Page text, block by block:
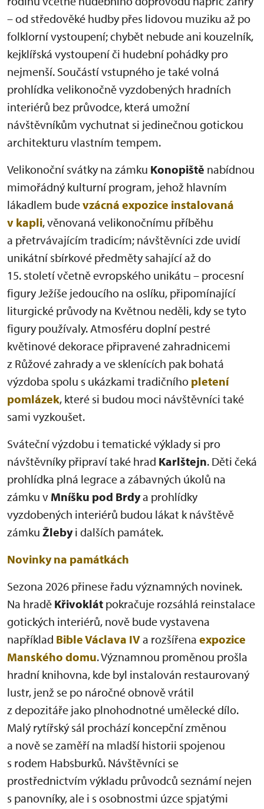
– od středověké hudby přes lidovou muziku až po
folklorní vystoupení; chybět nebude ani kouzelník,
kejklířská vystoupení či hudební pohádky pro
nejmenší. Součástí vstupného je také volná
prohlídka velikonočně vyzdobených hradních
interiérů bez průvodce, která umožní
návštěvníkům vychutnat si jedinečnou gotickou
architekturu vlastním tempem.
Velikonoční svátky na zámku Konopiště nabídnou
mimořádný kulturní program, jehož hlavním
lákadlem budevzácná expozice instalovaná
v kapli, věnovaná velikonočnímu příběhu
a přetrvávajícím tradicím; návštěvníci zde uvidí
unikátní sbírkové předměty sahající až do
15. století včetně evropského unikátu – procesní
figury Ježíše jedoucího na oslíku, připomínající
liturgické průvody na Květnou neděli, kdy se tyto
figury používaly. Atmosféru doplní pestré
květinové dekorace připravené zahradnicemi
z Růžové zahrady a ve sklenících pak bohatá
výzdoba spolu s ukázkami tradičního pletení
pomlázek, které si budou moci návštěvníci také
sami vyzkoušet.
Sváteční výzdobu i tematické výklady si pro
návštěvníky připraví také hrad Karlštejn. Děti čeká
prohlídka plná legrace a zábavných úkolů na
zámku v Mníšku pod Brdya prohlídky
vyzdobených interiérů budou lákat k návštěvě
zámku Žlebyi dalších památek.
Novinky na památkách
Sezona 2026 přinese řadu významných novinek.
Na hradě Křivoklát pokračuje rozsáhlá reinstalace
gotických interiérů, nově bude vystavena
například Bible Václava IVa rozšířena expozice
Manského domu. Významnou proměnou prošla
hradní knihovna, kde byl instalován restaurovaný
lustr, jenž se po náročné obnově vrátil
z depozitáře jako plnohodnotné umělecké dílo.
Malý rytířský sál prochází koncepční změnou
a nově se zaměří na mladší historii spojenou
s rodem Habsburků. Návštěvníci se
prostřednictvím výkladu průvodců seznámí nejen
s panovníky, ale i s osobnostmi úzce spjatými